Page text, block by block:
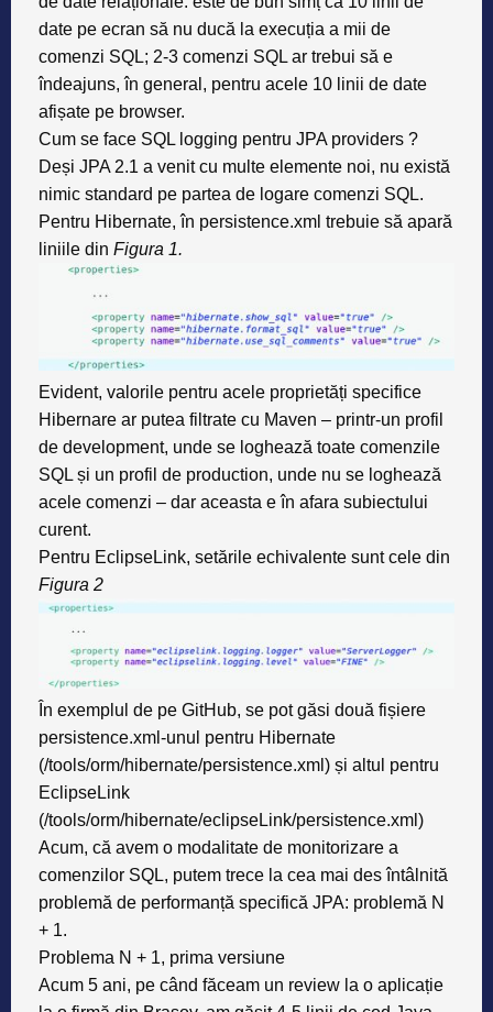
date pe ecran să nu ducă la execuția a mii de
comenzi SQL; 2-3 comenzi SQL ar trebui să e
îndeajuns, în general, pentru acele 10 linii de date
afișate pe browser.
Cum se face SQL logging pentru JPA providers ?
Deși JPA 2.1 a venit cu multe elemente noi, nu există
nimic standard pe partea de logare comenzi SQL.
Pentru Hibernate, în persistence.xml trebuie să apară
liniile din Figura 1.
Evident, valorile pentru acele proprietăți specifice
Hibernare ar putea filtrate cu Maven – printr-un profil
de development, unde se loghează toate comenzile
SQL și un profil de production, unde nu se loghează
acele comenzi – dar aceasta e în afara subiectului
curent.
Pentru EclipseLink, setările echivalente sunt cele din
Figura 2
În exemplul de pe GitHub, se pot găsi două fișiere
persistence.xml-unul pentru Hibernate
(/tools/orm/hibernate/persistence.xml) și altul pentru
EclipseLink
(/tools/orm/hibernate/eclipseLink/persistence.xml)
Acum, că avem o modalitate de monitorizare a
comenzilor SQL, putem trece la cea mai des întâlnită
problemă de performanță specifică JPA: problemă N
+ 1.
Problema N + 1, prima versiune
Acum 5 ani, pe când făceam un review la o aplicație